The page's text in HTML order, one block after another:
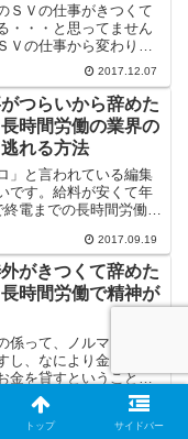
ＳＶの仕事がきつくて
・・・と思ってません
Ｖの仕事から変わりや
仕事がきつい理由を説
Ｖの仕事を辞めたいと
んください。
2017.12.07
つらいから辞めた
時間労働の業界の
れる方法
」と言われている編集
です。給料が安くて年
終電までの長時間労働。
体。こういった呪縛か
自分の労働環境を変え
ます。
2017.09.19
がきつくて辞めた
時間労働で精神が
係って、ノルマも高く
し、なにより金を貸す
金を貸すということは
るためストレスがハン
ノルマのために無理に
付いて回収を督促して
2017.07.03
トップ サイドバー